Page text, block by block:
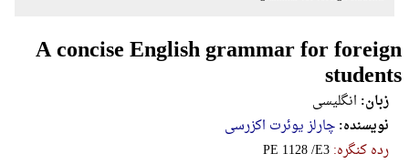
A concise English grammar for foreign
students
زبان: انگلیسی
نویسنده:چارلز یوئرت‌ اکزرسی
رده کنگره:‎P‎E‎ ‎1‎1‎2‎8‎ ‎/‎E‎3